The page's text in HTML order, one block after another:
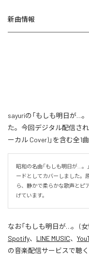
新曲情報
sayuriの「もしも明日が…
た。今回デジタル配信さ
ーカル Cover)」を含む全1
昭和の名曲「もしも明日が…。
ードとしてカバーしました。
ら、静かで柔らかな歌声とピ
げています。
なお「もしも明日が…。 (
Spotify、 LINE MUSIC、
の音楽配信サービスで聴く